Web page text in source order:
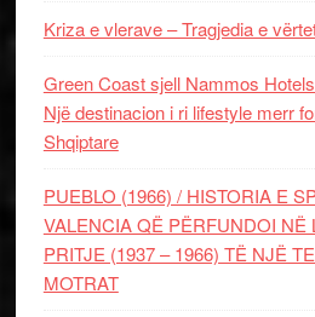
Kriza e vlerave – Tragjedia e
Green Coast sjell Nammos
Një destinacion i ri lifestyle merr
Shqiptare
PUEBLO (1966) / HISTORIA E
VALENCIA QË PËRFUNDOI
PRITJE (1937 – 1966) TË NJË
MOTRAT